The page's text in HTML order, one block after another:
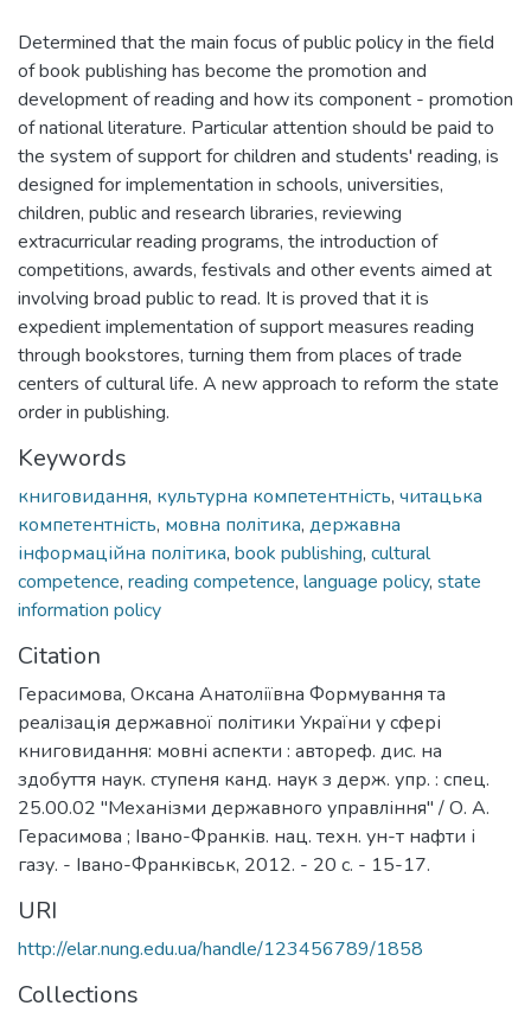
Determined that the main focus of public policy in the field
of book publishing has become the promotion and
development of reading and how its component - promotion
of national literature. Particular attention should be paid to
the system of support for children and students' reading, is
designed for implementation in schools, universities,
children, public and research libraries, reviewing
extracurricular reading programs, the introduction of
competitions, awards, festivals and other events aimed at
involving broad public to read. It is proved that it is
expedient implementation of support measures reading
through bookstores, turning them from places of trade
centers of cultural life. A new approach to reform the state
order in publishing.
Keywords
книговидання, культурна компетентність, читацька
компетентність, мовна політика, державна
інформаційна політика, book publishing, cultural
competence, reading competence, language policy, state
information policy
Citation
Герасимова, Оксана Анатоліївна Формування та
реалізація державної політики України у сфері
книговидання: мовні аспекти : автореф. дис. на
здобуття наук. ступеня канд. наук з держ. упр. : спец.
25.00.02 "Механізми державного управління" / О. А.
Герасимова ; Івано-Франків. нац. техн. ун-т нафти і
газу. - Івано-Франківськ, 2012. - 20 с. - 15-17.
URI
http://elar.nung.edu.ua/handle/123456789/1858
Collections